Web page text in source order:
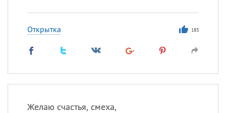
Открытка 183
Желаю счастья, смеха,